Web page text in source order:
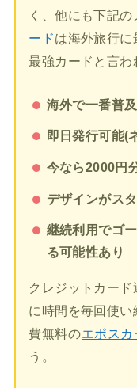
く、他にも下記の
ードは海外旅行
最強カードと言わ
海外で一番普
即日発行可能(
今なら2000円
デザインがス
継続利用でゴ
る可能性あり
クレジットカー
に時間を毎回使
費無料のエポスカ
う。